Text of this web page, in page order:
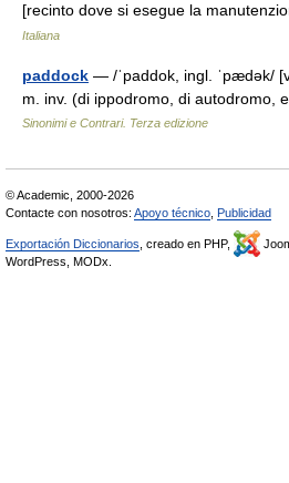
[recinto dove si esegue la
Italiana
paddock — /ˈpaddok, ingl. ˈpædək/
m. inv. (di ippodromo, di autodromo,
Sinonimi e Contrari. Terza edizione
© Academic, 2000-2026
Contacte con nosotros: Apoyo técnico Publicidad
Exportación Diccionarios , creado en PHP,
WordPress, MODx.